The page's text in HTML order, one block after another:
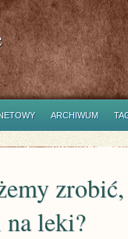
ARCHIWUM
leki?